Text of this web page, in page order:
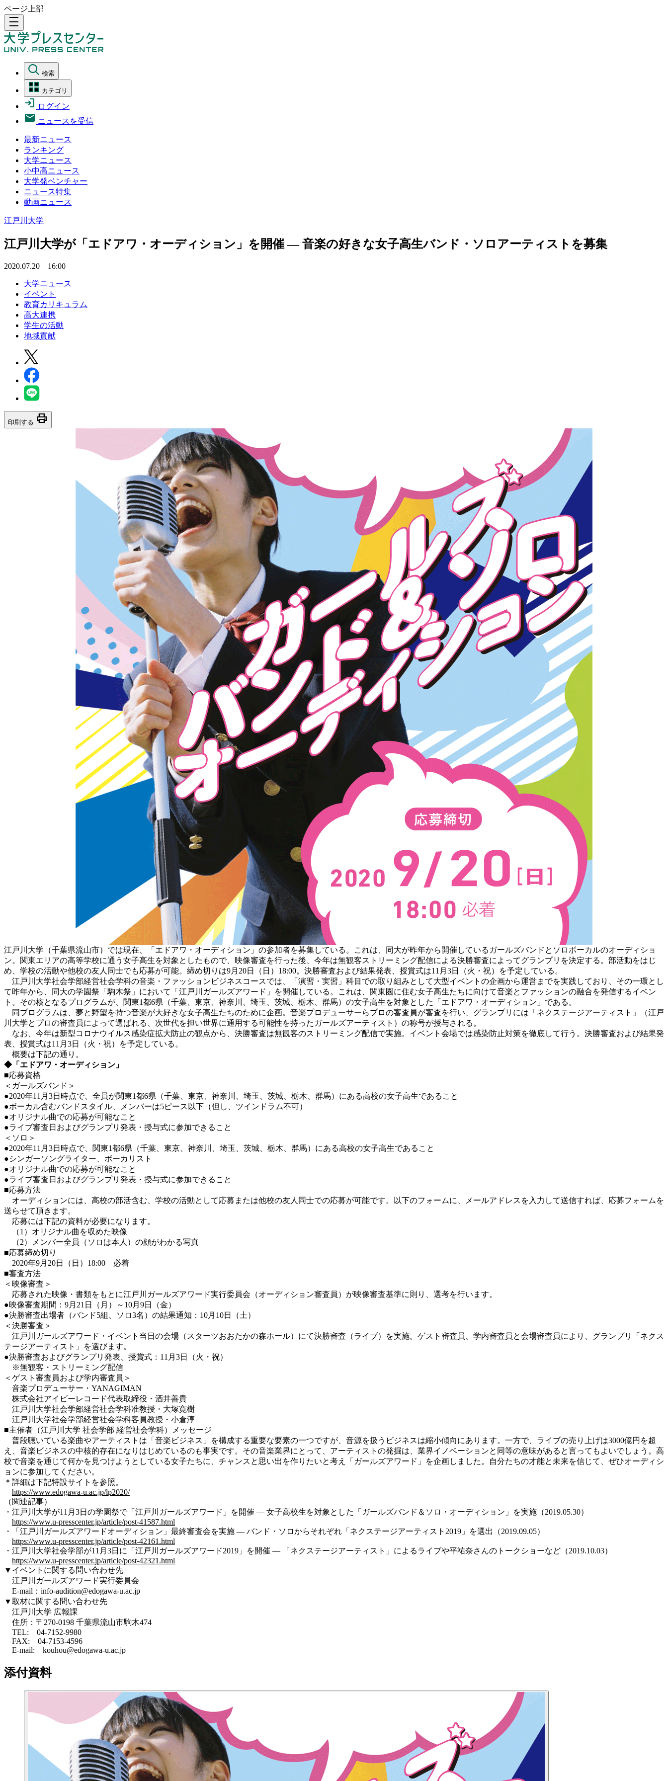
ページ上部
density_medium
検索
カテゴリ
ログイン
ニュースを受信
最新ニュース
ランキング
大学ニュース
小中高ニュース
大学発ベンチャー
ニュース特集
動画ニュース
江戸川大学
江戸川大学が「エドアワ・オーディション」を開催 — 音楽の好きな女子高生バンド・ソロアーティストを募集
2020.07.20 16:00
大学ニュース
イベント
教育カリキュラム
高大連携
学生の活動
地域貢献
印刷する print
江戸川大学（千葉県流山市）では現在、「エドアワ・オーディション」の参加者を募集している。これは、同大が昨年から開催しているガールズバンドとソロボーカルのオーディショ
ン。関東エリアの高等学校に通う女子高生を対象としたもので、映像審査を行った後、今年は無観客ストリーミング配信による決勝審査によってグランプリを決定する。部活動をはじ
め、学校の活動や他校の友人同士でも応募が可能。締め切りは9月20日（日）18:00。決勝審査および結果発表、授賞式は11月3日（火・祝）を予定している。
江戸川大学社会学部経営社会学科の音楽・ファッションビジネスコースでは、「演習・実習」科目での取り組みとして大型イベントの企画から運営までを実践しており、その一環とし
て昨年から、同大の学園祭「駒木祭」において「江戸川ガールズアワード」を開催している。これは、関東圏に住む女子高生たちに向けて音楽とファッションの融合を発信するイベン
ト。その核となるプログラムが、関東1都6県（千葉、東京、神奈川、埼玉、茨城、栃木、群馬）の女子高生を対象とした「エドアワ・オーディション」である。
同プログラムは、夢と野望を持つ音楽が大好きな女子高生たちのために企画。音楽プロデューサーらプロの審査員が審査を行い、グランプリには「ネクステージアーティスト」（江戸
川大学とプロの審査員によって選ばれる、次世代を担い世界に通用する可能性を持ったガールズアーティスト）の称号が授与される。
なお、今年は新型コロナウイルス感染症拡大防止の観点から、決勝審査は無観客のストリーミング配信で実施。イベント会場では感染防止対策を徹底して行う。決勝審査および結果発
表、授賞式は11月3日（火・祝）を予定している。
概要は下記の通り。
◆「エドアワ・オーディション」
■応募資格
＜ガールズバンド＞
●2020年11月3日時点で、全員が関東1都6県（千葉、東京、神奈川、埼玉、茨城、栃木、群馬）にある高校の女子高生であること
●ボーカル含むバンドスタイル、メンバーは5ピース以下（但し、ツインドラム不可）
●オリジナル曲での応募が可能なこと
●ライブ審査日およびグランプリ発表・授与式に参加できること
＜ソロ＞
●2020年11月3日時点で、関東1都6県（千葉、東京、神奈川、埼玉、茨城、栃木、群馬）にある高校の女子高生であること
●シンガーソングライター、ボーカリスト
●オリジナル曲での応募が可能なこと
●ライブ審査日およびグランプリ発表・授与式に参加できること
■応募方法
オーディションには、高校の部活含む、学校の活動として応募または他校の友人同士での応募が可能です。以下のフォームに、メールアドレスを入力して送信すれば、応募フォームを
送らせて頂きます。
応募には下記の資料が必要になります。
（1）オリジナル曲を収めた映像
（2）メンバー全員（ソロは本人）の顔がわかる写真
■応募締め切り
2020年9月20日（日）18:00 必着
■審査方法
＜映像審査＞
応募された映像・書類をもとに江戸川ガールズアワード実行委員会（オーディション審査員）が映像審査基準に則り、選考を行います。
●映像審査期間：9月21日（月）～10月9日（金）
●決勝審査出場者（バンド5組、ソロ3名）の結果通知：10月10日（土）
＜決勝審査＞
江戸川ガールズアワード・イベント当日の会場（スターツおおたかの森ホール）にて決勝審査（ライブ）を実施。ゲスト審査員、学内審査員と会場審査員により、グランプリ「ネクス
テージアーティスト」を選びます。
●決勝審査およびグランプリ発表、授賞式：11月3日（火・祝）
※無観客・ストリーミング配信
＜ゲスト審査員および学内審査員＞
音楽プロデューサー・YANAGIMAN
株式会社アイビーレコード代表取締役・酒井善貴
江戸川大学社会学部経営社会学科准教授・大塚寛樹
江戸川大学社会学部経営社会学科客員教授・小倉淳
■主催者（江戸川大学 社会学部 経営社会学科）メッセージ
普段聴いている楽曲やアーティストは「音楽ビジネス」を構成する重要な要素の一つですが、音源を扱うビジネスは縮小傾向にあります。一方で、ライブの売り上げは3000億円を超
え、音楽ビジネスの中核的存在になりはじめているのも事実です。その音楽業界にとって、アーティストの発掘は、業界イノベーションと同等の意味があると言ってもよいでしょう。高
校で音楽を通じて何かを見つけようとしている女子たちに、チャンスと思い出を作りたいと考え「ガールズアワード」を企画しました。自分たちの才能と未来を信じて、ぜひオーディシ
ョンに参加してください。
＊詳細は下記特設サイトを参照。
https://www.edogawa-u.ac.jp/lp2020/
（関連記事）
・江戸川大学が11月3日の学園祭で「江戸川ガールズアワード」を開催 — 女子高校生を対象とした「ガールズバンド＆ソロ・オーディション」を実施（2019.05.30）
https://www.u-presscenter.jp/article/post-41587.html
・「江戸川ガールズアワードオーディション」最終審査会を実施 — バンド・ソロからそれぞれ「ネクステージアーティスト2019」を選出（2019.09.05）
https://www.u-presscenter.jp/article/post-42161.html
・江戸川大学社会学部が11月3日に「江戸川ガールズアワード2019」を開催 — 「ネクステージアーティスト」によるライブや平祐奈さんのトークショーなど（2019.10.03）
https://www.u-presscenter.jp/article/post-42321.html
▼イベントに関する問い合わせ先
江戸川ガールズアワード実行委員会
E-mail：info-audition@edogawa-u.ac.jp
▼取材に関する問い合わせ先
江戸川大学 広報課
住所：〒270-0198 千葉県流山市駒木474
TEL: 04-7152-9980
FAX: 04-7153-4596
E-mail: kouhou@edogawa-u.ac.jp
添付資料